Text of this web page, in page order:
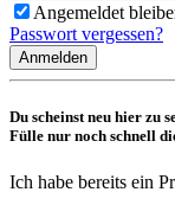
Angemeldet
Passwort vergessen?
Anmelden
Du scheinst neu hier zu
Fülle nur noch schnell
Ich habe bereits ein